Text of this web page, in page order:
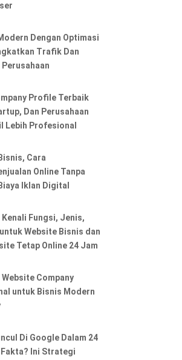
Dengan Optimasi
Trafik Dan
Profile Terbaik
Dan Perusahaan
Lebih Profesional
Cara
Online Tanpa
Iklan Digital
Fungsi, Jenis,
Website Bisnis dan
Tetap Online 24 Jam
Company
untuk Bisnis Modern
Di Google Dalam 24
Ini Strategi